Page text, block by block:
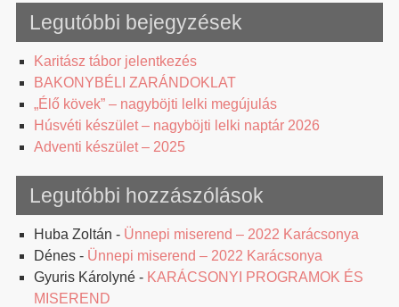
Legutóbbi bejegyzések
Karitász tábor jelentkezés
BAKONYBÉLI ZARÁNDOKLAT
„Élő kövek” – nagyböjti lelki megújulás
Húsvéti készület – nagyböjti lelki naptár 2026
Adventi készület – 2025
Legutóbbi hozzászólások
Huba Zoltán - Ünnepi miserend – 2022 Karácsonya
Dénes- Ünnepi miserend – 2022 Karácsonya
Gyuris Károlyné- KARÁCSONYI PROGRAMOK ÉS
MISEREND